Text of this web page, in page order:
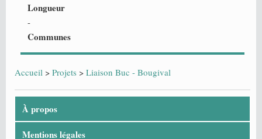
Accueil > Projets > Liaison Buc - Bougival
Longueur
-
Communes
À propos
Mentions légales